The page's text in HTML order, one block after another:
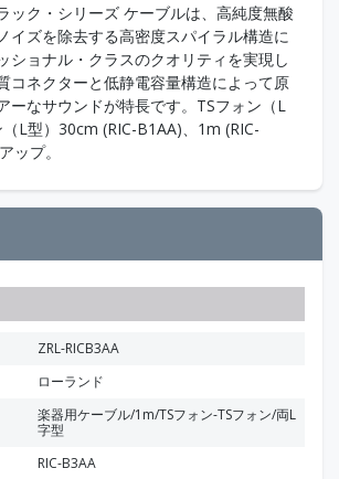
ック・シリーズ ケーブルは、高純度無酸
イズを除去する高密度スパイラル構造に
ショナル・クラスのクオリティを実現し
コネクターと低静電容量構造によって原
ーなサウンドが特長です。TSフォン（L
L型）30cm (RIC-B1AA)、1m (RIC-
ップ。
ZRL-RICB3AA
ローランド
楽器用ケーブル/1m/TSフォン-TSフォン/両L
字型
RIC-B3AA